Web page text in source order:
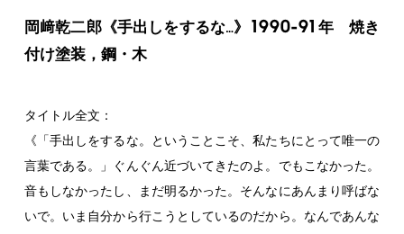
岡﨑乾二郎《手出しをするな…》 1990-91 年 焼き
付け塗装，鋼・木
タイトル全文：
《「手出しをするな。ということこそ、私たちにとって唯一の
言葉である。」ぐんぐん近づいてきたのよ。でもこなかった。
音もしなかったし、まだ明るかった。そんなにあんまり呼ばな
いで。いま自分から行こうとしているのだから。なんであんな